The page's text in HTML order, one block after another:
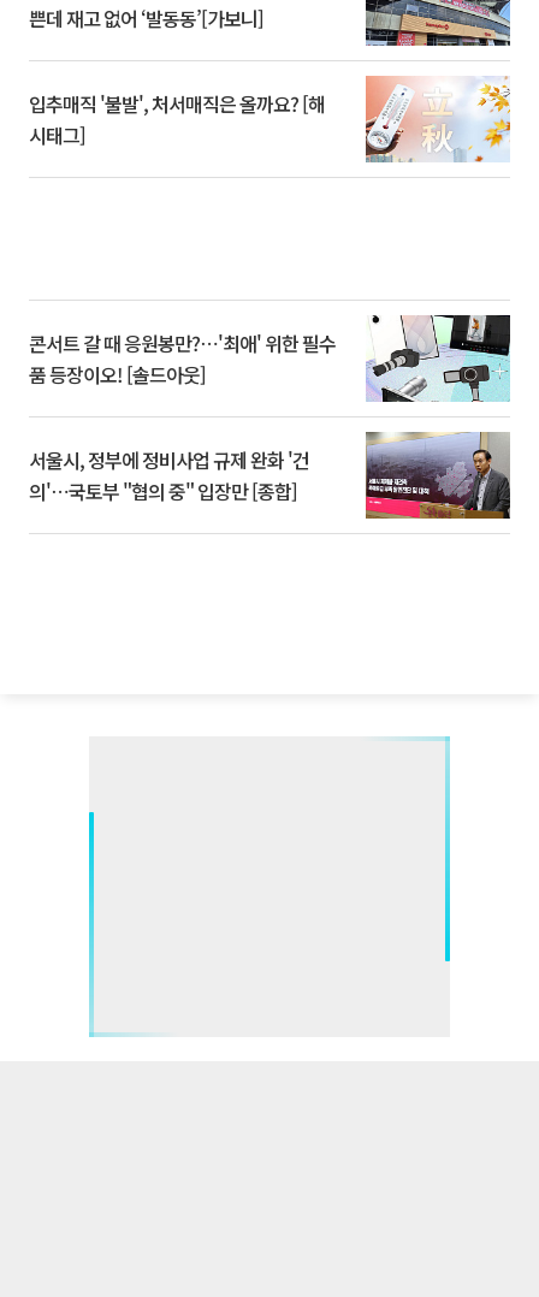
쁜데 재고 없어 ‘발동동’[가보니]
입추매직 '불발', 처서매직은 올까요? [해
시태그]
콘서트 갈 때 응원봉만?⋯'최애' 위한 필수
품 등장이오! [솔드아웃]
서울시, 정부에 정비사업 규제 완화 '건
의'⋯국토부 "협의 중" 입장만 [종합]